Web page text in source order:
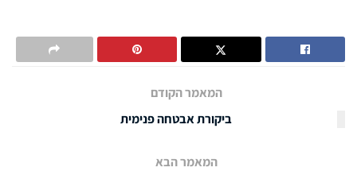
המאמר הקודם
ביקורת אבטחה פנימית
המאמר הבא